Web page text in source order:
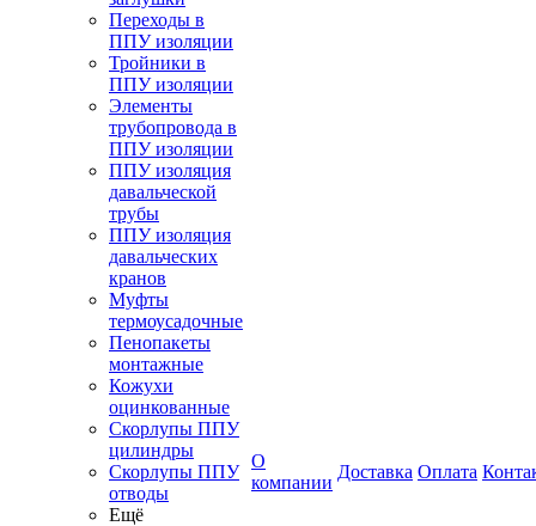
Переходы в
ППУ изоляции
Тройники в
ППУ изоляции
Элементы
трубопровода в
ППУ изоляции
ППУ изоляция
давальческой
трубы
ППУ изоляция
давальческих
кранов
Муфты
термоусадочные
Пенопакеты
монтажные
Кожухи
оцинкованные
Скорлупы ППУ
цилиндры
Скорлупы ППУ
отводы
Ещё
О
компании
Доставка Оплата